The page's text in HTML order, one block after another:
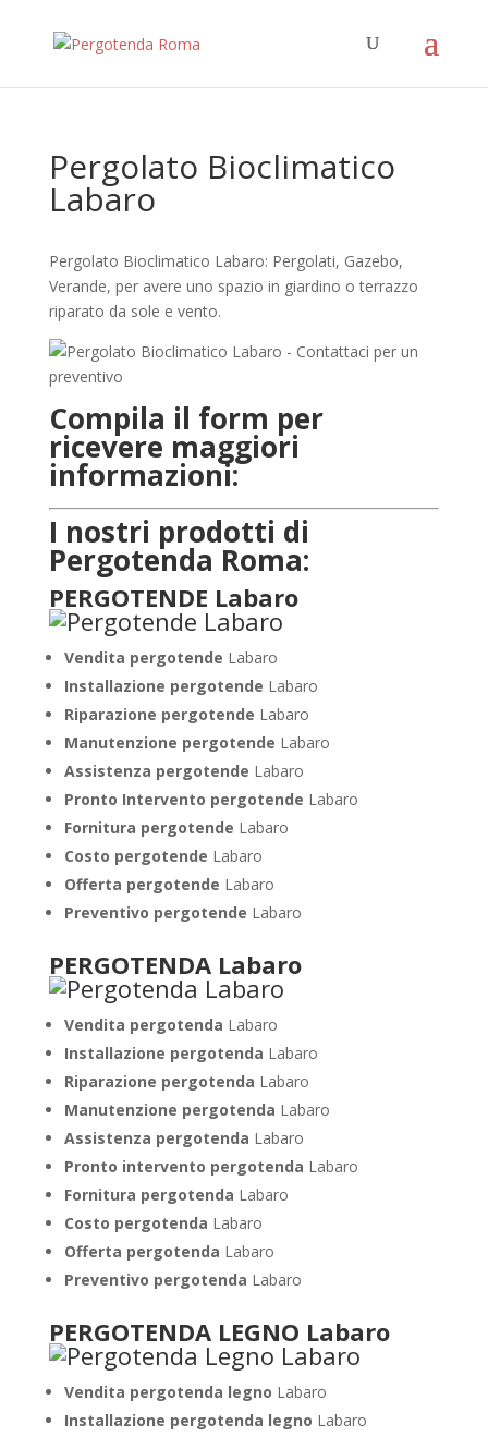
Pergolato Bioclimatico
Labaro
Pergolato Bioclimatico Labaro: Pergolati, Gazebo,
Verande, per avere uno spazio in giardino o terrazzo
riparato da sole e vento.
Compila il form per
ricevere maggiori
informazioni:
I nostri prodotti di
Pergotenda Roma:
PERGOTENDE Labaro
Vendita pergotende Labaro
Installazione pergotende Labaro
Riparazione pergotende Labaro
Manutenzione pergotende Labaro
Assistenza pergotende Labaro
Pronto Intervento pergotende Labaro
Fornitura pergotende Labaro
Costo pergotende Labaro
Offerta pergotende Labaro
Preventivo pergotende Labaro
PERGOTENDA Labaro
Vendita pergotenda Labaro
Installazione pergotenda Labaro
Riparazione pergotenda Labaro
Manutenzione pergotenda Labaro
Assistenza pergotenda Labaro
Pronto intervento pergotenda Labaro
Fornitura pergotenda Labaro
Costo pergotenda Labaro
Offerta pergotenda Labaro
Preventivo pergotenda Labaro
PERGOTENDA LEGNO Labaro
Vendita pergotenda legno Labaro
Installazione pergotenda legno Labaro